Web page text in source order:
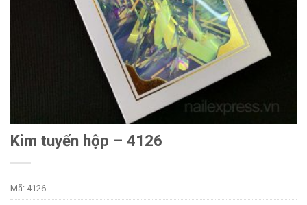
Kim tuyến hộp – 4126
Mã: 4126